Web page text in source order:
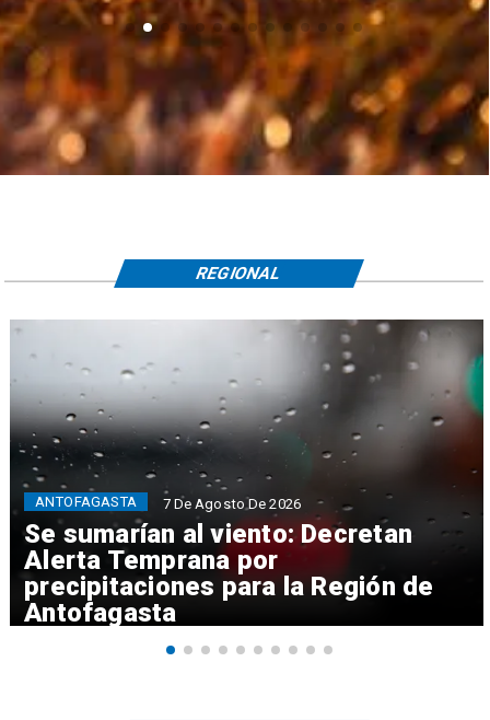
Se sumarían al viento: Decretan
Alerta Temprana por
precipitaciones para la Región de
Antofagasta
ANTOFAGASTA 7 De Agosto De 2026
REGIONAL